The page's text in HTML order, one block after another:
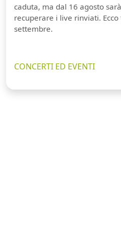
caduta, ma dal 16 agosto
recuperare i live rinviati.
settembre.
CONCERTI ED EVENTI